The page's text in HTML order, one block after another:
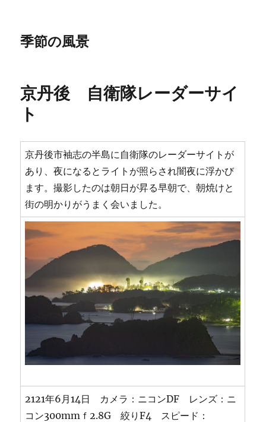
季節の風景
京丹後 自衛隊レーダーサイ
ト
京丹後市袖志の半島に自衛隊のレーダーサイトが
あり、夜になるとライトが照らされ闇夜に浮かび
ます。撮影したのは朝日が昇る早朝で、朝焼けと
街の明かりがうまく会いました。
2121年6月14日 カメラ：ニコンDF レンズ：ニ
コン300mmｆ2.8G 絞りF4 スピード：